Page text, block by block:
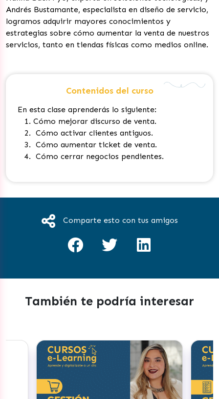
Andrés Bustamante, especialista en diseño de servicio,
logramos adquirir mayores conocimientos y
estrategias sobre cómo aumentar la venta de nuestros
servicios, tanto en tiendas físicas como medios online.
Contenidos del curso
En esta clase aprenderás lo siguiente:
Cómo mejorar discurso de venta.
Cómo activar clientes antiguos.
Cómo aumentar ticket de venta.
Cómo cerrar negocios pendientes.
Comparte esto con tus amigos
También te podría interesar